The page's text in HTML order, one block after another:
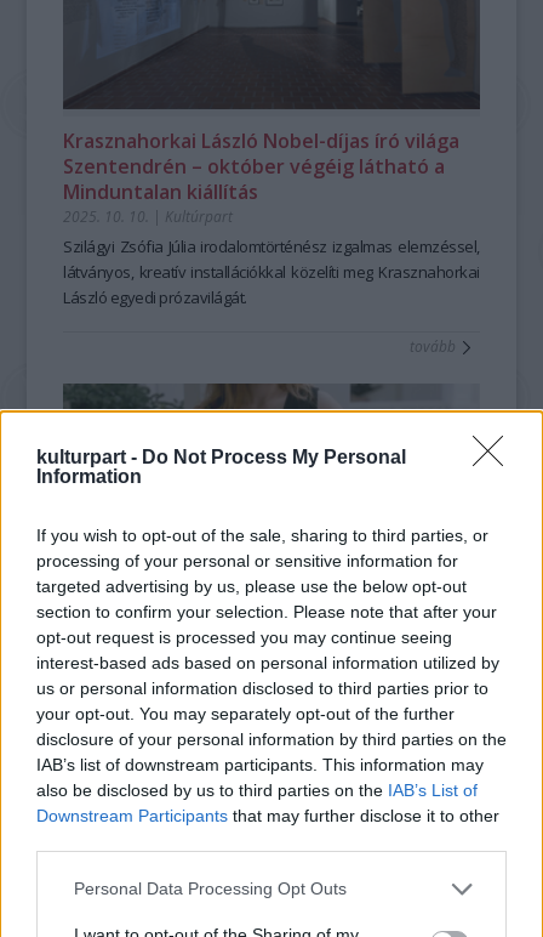
kulturpart - Do Not Process My Personal
Information
If you wish to opt-out of the sale, sharing to third parties, or
processing of your personal or sensitive information for
targeted advertising by us, please use the below opt-out
section to confirm your selection. Please note that after your
opt-out request is processed you may continue seeing
interest-based ads based on personal information utilized by
us or personal information disclosed to third parties prior to
your opt-out. You may separately opt-out of the further
disclosure of your personal information by third parties on the
IAB’s list of downstream participants. This information may
also be disclosed by us to third parties on the IAB’s List of
Downstream Participants that may further disclose it to other
Please note that this website/app uses one or more Google
Personal Data Processing Opt Outs
Krasznahorkai László Nobel-díjas író világa
Szentendrén – október végéig látható a
Minduntalan kiállítás
2025. 10. 10. | Kultúrpart
Szilágyi Zsófia Júlia irodalomtörténész izgalmas elemzéssel,
látványos, kreatív installációkkal közelíti meg Krasznahorkai
László egyedi prózavilágát.
tovább
A hagyomány és a kortárs divat találkozása
– „Kis fekete” divatbemutató a
Hagyományok Házában
2025. 10. 09.|Kultúrpart
A Hagyományok Háza látványos divatbemutatón mutatja be
a „Kis fekete” pályázat legjobb alkotásait, ahol a magyar népi
hagyományok motívumai kortárs formában kelnek életre.
tovább